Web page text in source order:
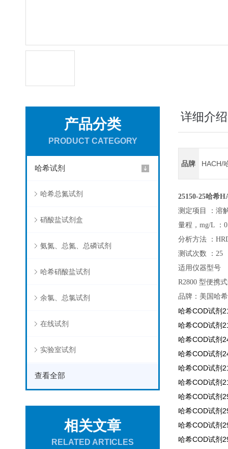
产品分类
PRODUCT CATEGORY
哈希试剂
哈希总氮试剂
硝酸盐试剂盒
氨氮、总氮、总磷试剂
哈希硝酸盐试剂
余氯、总氯试剂
在线试剂
实验室试剂
查看全部
相关文章
RELATED ARTICLES
详细介绍
品牌 HACH/
25150-25哈希
测定项目 ：溶
量程，mg/L ：
分析方法 ：
测试次数 ：25
适用仪器型号
R2800 型便携
品牌：美国哈
哈希COD试剂
哈希COD试剂
哈希COD试剂
哈希COD试剂
哈希COD试剂
哈希COD试剂
哈希COD试剂
哈希COD试剂
哈希COD试剂
哈希COD试剂